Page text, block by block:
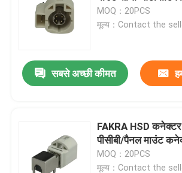
मिनी फकरा कनेक्टर्स
एचएसडी केबल असेंबली
FAKRA समाक्षीय केबल
MOQ：20PCS
मूल्य：Contact the
सबसे अच्छी कीमत
FAKRA HSD
पीसीबी/पैनल माउंट
MOQ：20PCS
मूल्य：Contact the